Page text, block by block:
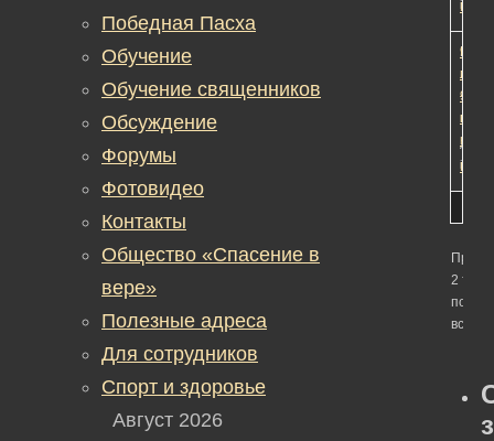
in:
–
мозг
in:
119
лет,
9
2 тем
по 2 (2
всего)
Победная Пасха
Обучение
Обучение священников
Обсуждение
Форумы
Фотовидео
Контакты
Общество «Спасение в
вере»
Полезные адреса
Для сотрудников
Спорт и здоровье
Август 2026